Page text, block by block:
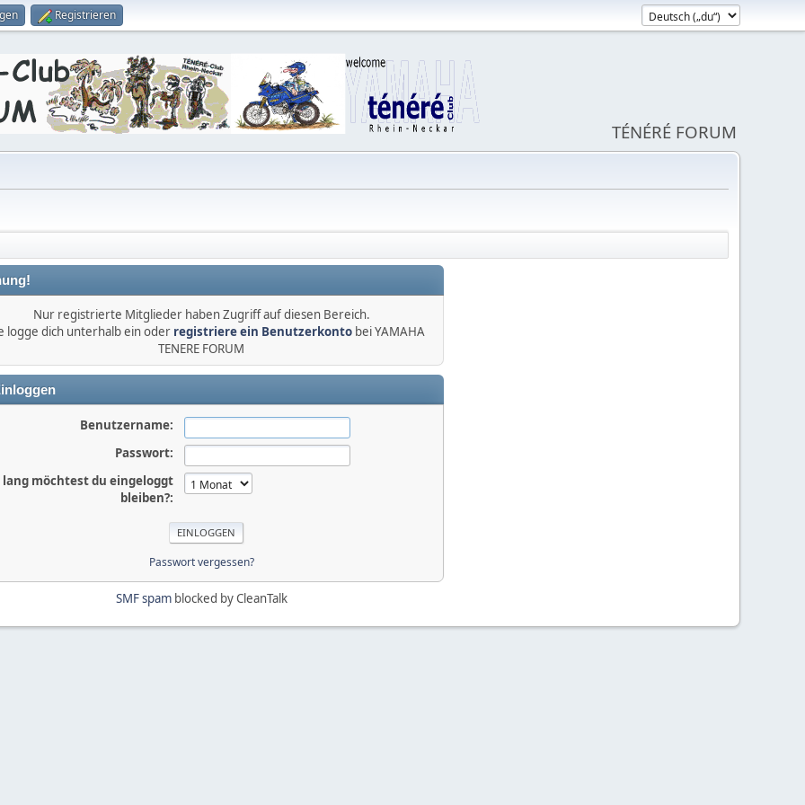
Registrieren
TÉNÉRÉ FORUM
Nur registrierte Mitglieder haben Zugriff auf diesen Bereich.
logge dich unterhalb ein oder registriere ein Benutzerkonto bei YAMAHA
TENERE FORUM
Benutzername:
Passwort:
lang möchtest du eingeloggt
bleiben?:
Passwort vergessen?
SMF spamblocked by CleanTalk